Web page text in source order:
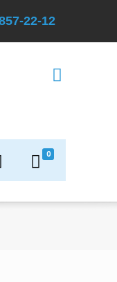
22-12
0